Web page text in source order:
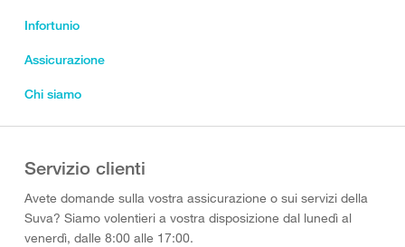
Infortunio
Assicurazione
Chi siamo
Servizio clienti
Avete domande sulla vostra assicurazione o sui servizi della
Suva? Siamo volentieri a vostra disposizione dal lunedì al
venerdì, dalle 8:00 alle 17:00.